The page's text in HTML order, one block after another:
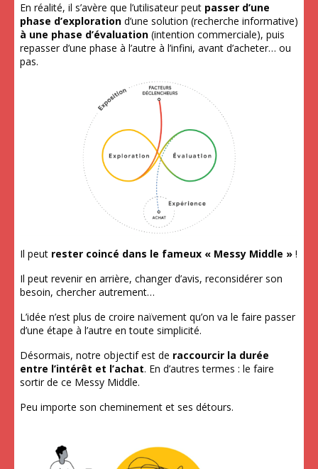
En réalité, il s’avère que l’utilisateur peut passer d’une
phase d’exploration d’une solution (recherche informative)
à une phase d’évaluation (intention commerciale), puis
repasser d’une phase à l’autre à l’infini, avant d’acheter… ou
pas.
Il peut rester coincé dans le fameux « Messy Middle » !
Il peut revenir en arrière, changer d’avis, reconsidérer son
besoin, chercher autrement…
L’idée n’est plus de croire naïvement qu’on va le faire passer
d’une étape à l’autre en toute simplicité.
Désormais, notre objectif est de raccourcir la durée
entre l’intérêt et l’achat. En d’autres termes : le faire
sortir de ce Messy Middle.
Peu importe son cheminement et ses détours.